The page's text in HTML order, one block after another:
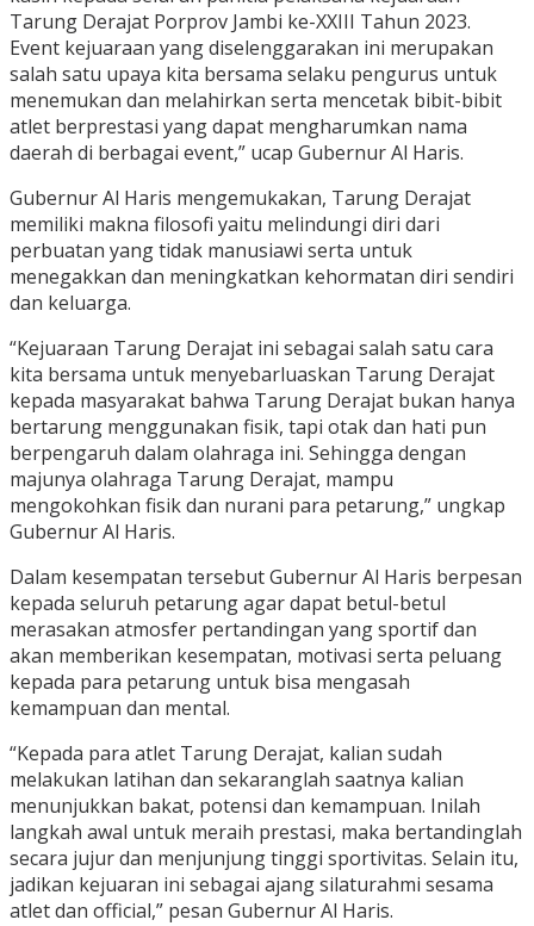
Tarung Derajat Porprov Jambi ke-XXIII Tahun 2023.
Event kejuaraan yang diselenggarakan ini merupakan
salah satu upaya kita bersama selaku pengurus untuk
menemukan dan melahirkan serta mencetak bibit-bibit
atlet berprestasi yang dapat mengharumkan nama
daerah di berbagai event,” ucap Gubernur Al Haris.
Gubernur Al Haris mengemukakan, Tarung Derajat
memiliki makna filosofi yaitu melindungi diri dari
perbuatan yang tidak manusiawi serta untuk
menegakkan dan meningkatkan kehormatan diri sendiri
dan keluarga.
“Kejuaraan Tarung Derajat ini sebagai salah satu cara
kita bersama untuk menyebarluaskan Tarung Derajat
kepada masyarakat bahwa Tarung Derajat bukan hanya
bertarung menggunakan fisik, tapi otak dan hati pun
berpengaruh dalam olahraga ini. Sehingga dengan
majunya olahraga Tarung Derajat, mampu
mengokohkan fisik dan nurani para petarung,” ungkap
Gubernur Al Haris.
Dalam kesempatan tersebut Gubernur Al Haris berpesan
kepada seluruh petarung agar dapat betul-betul
merasakan atmosfer pertandingan yang sportif dan
akan memberikan kesempatan, motivasi serta peluang
kepada para petarung untuk bisa mengasah
kemampuan dan mental.
“Kepada para atlet Tarung Derajat, kalian sudah
melakukan latihan dan sekaranglah saatnya kalian
menunjukkan bakat, potensi dan kemampuan. Inilah
langkah awal untuk meraih prestasi, maka bertandinglah
secara jujur dan menjunjung tinggi sportivitas. Selain itu,
jadikan kejuaran ini sebagai ajang silaturahmi sesama
atlet dan official,” pesan Gubernur Al Haris.